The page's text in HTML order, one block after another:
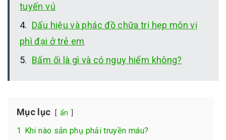
tuyến vú
Dấu hiệu và phác đồ chữa trị hẹp môn vị
phì đại ở trẻ em
Bấm ối là gì và có nguy hiểm không?
Mục lục ẩn
1 Khi nào sản phụ phải truyền máu?